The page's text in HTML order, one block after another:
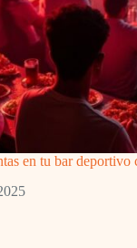
en tu bar deportivo